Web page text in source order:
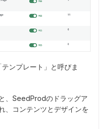
ンプレート」と呼びま
、SeedProdのドラッグア
、コンテンツとデザインを